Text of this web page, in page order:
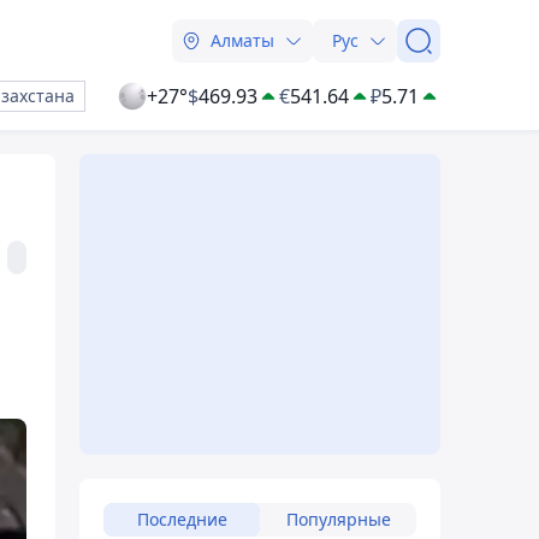
Алматы Рус
+27°$469.93 €541.64 ₽5.71
Последние Популярные